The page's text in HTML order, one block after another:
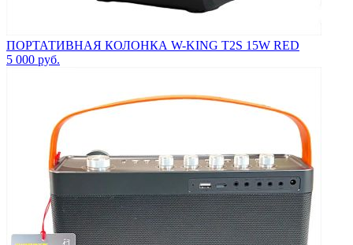
ПОРТАТИВНАЯ КОЛОНКА W-KING T2S 15W RED
5 000 руб.